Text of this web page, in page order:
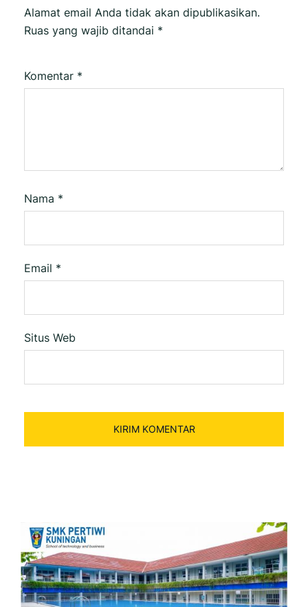
Alamat email Anda tidak akan dipublikasikan.
Ruas yang wajib ditandai *
Komentar *
Nama *
Email *
Situs Web